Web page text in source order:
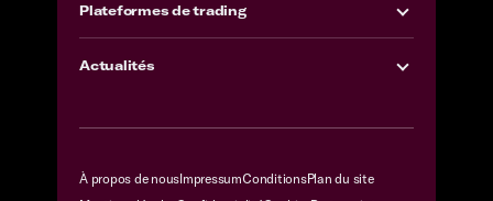
Plateformes de trading
Actualités
À propos de nousImpressumConditionsPlan du site